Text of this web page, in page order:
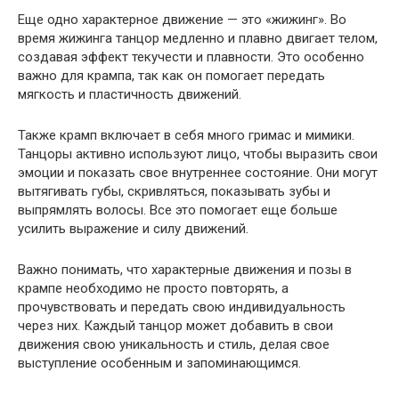
Еще одно характерное движение — это «жижинг». Во
время жижинга танцор медленно и плавно двигает телом,
создавая эффект текучести и плавности. Это особенно
важно для крампа, так как он помогает передать
мягкость и пластичность движений.
Также крамп включает в себя много гримас и мимики.
Танцоры активно используют лицо, чтобы выразить свои
эмоции и показать свое внутреннее состояние. Они могут
вытягивать губы, скривляться, показывать зубы и
выпрямлять волосы. Все это помогает еще больше
усилить выражение и силу движений.
Важно понимать, что характерные движения и позы в
крампе необходимо не просто повторять, а
прочувствовать и передать свою индивидуальность
через них. Каждый танцор может добавить в свои
движения свою уникальность и стиль, делая свое
выступление особенным и запоминающимся.